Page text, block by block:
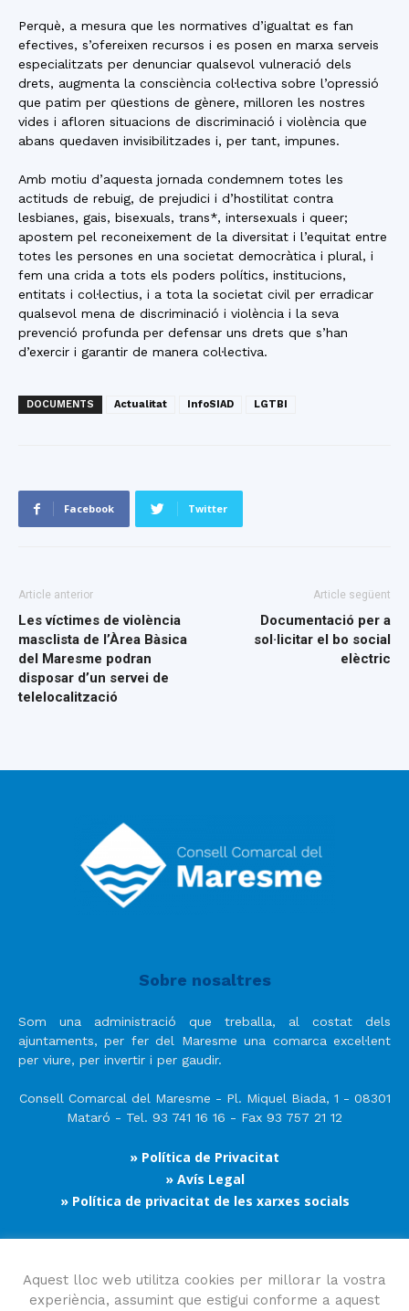
Perquè, a mesura que les normatives d’igualtat es fan
efectives, s’ofereixen recursos i es posen en marxa serveis
especialitzats per denunciar qualsevol vulneració dels
drets, augmenta la consciència col·lectiva sobre l’opressió
que patim per qüestions de gènere, milloren les nostres
vides i afloren situacions de discriminació i violència que
abans quedaven invisibilitzades i, per tant, impunes.
Amb motiu d’aquesta jornada condemnem totes les
actituds de rebuig, de prejudici i d’hostilitat contra
lesbianes, gais, bisexuals, trans*, intersexuals i queer;
apostem pel reconeixement de la diversitat i l’equitat entre
totes les persones en una societat democràtica i plural, i
fem una crida a tots els poders polítics, institucions,
entitats i col·lectius, i a tota la societat civil per erradicar
qualsevol mena de discriminació i violència i la seva
prevenció profunda per defensar uns drets que s’han
d’exercir i garantir de manera col·lectiva.
DOCUMENTS Actualitat InfoSIAD LGTBI
Facebook Twitter
Article anterior
Les víctimes de violència
masclista de l’Àrea Bàsica
del Maresme podran
disposar d’un servei de
telelocalització
Article següent
Documentació per a
sol·licitar el bo social
elèctric
Sobre nosaltres
Som una administració que treballa, al costat dels
ajuntaments, per fer del Maresme una comarca excel·lent
per viure, per invertir i per gaudir.
Consell Comarcal del Maresme - Pl. Miquel Biada, 1 - 08301
Mataró - Tel. 93 741 16 16 - Fax 93 757 21 12
» Política de Privacitat
» Avís Legal
» Política de privacitat de les xarxes socials
Segueix-nos
Aquest lloc web utilitza cookies per millorar la vostra
experiència, assumint que estigui conforme a aquest